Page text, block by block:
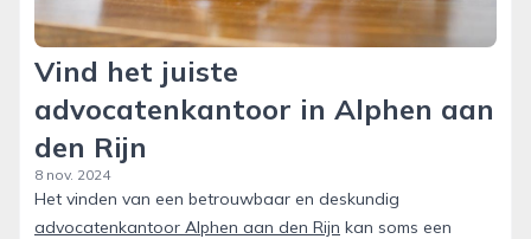
Vind het juiste
advocatenkantoor in Alphen aan
den Rijn
8 nov. 2024
Het vinden van een betrouwbaar en deskundig
advocatenkantoor Alphen aan den Rijn kan soms een